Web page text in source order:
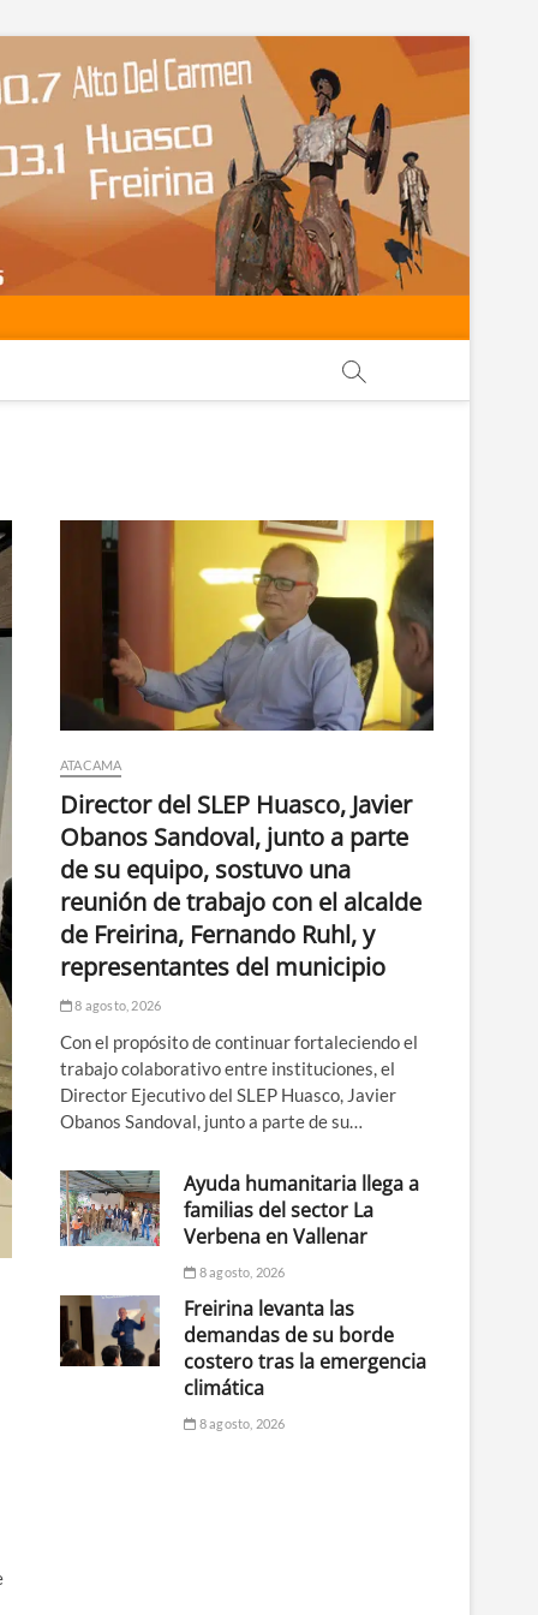
ATACAMA
Director del SLEP Huasco, Javier
Obanos Sandoval, junto a parte
de su equipo, sostuvo una
reunión de trabajo con el alcalde
de Freirina, Fernando Ruhl, y
representantes del municipio
8 agosto, 2026
Con el propósito de continuar fortaleciendo el
trabajo colaborativo entre instituciones, el
Director Ejecutivo del SLEP Huasco, Javier
Obanos Sandoval, junto a parte de su…
Ayuda humanitaria llega a
familias del sector La
Verbena en Vallenar
8 agosto, 2026
Freirina levanta las
demandas de su borde
costero tras la emergencia
climática
8 agosto, 2026